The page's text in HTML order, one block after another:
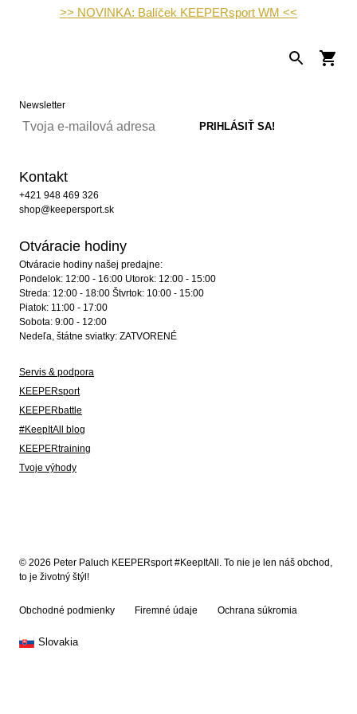
>> NOVINKA: Balíček KEEPERsport WM <<
Newsletter
Kontakt
+421 948 469 326
shop@keepersport.sk
Otváracie hodiny
Otváracie hodiny našej predajne:
Pondelok: 12:00 - 16:00 Utorok: 12:00 - 15:00
Streda: 12:00 - 18:00 Štvrtok: 10:00 - 15:00
Piatok: 11:00 - 17:00
Sobota: 9:00 - 12:00
Nedeľa, štátne sviatky: ZATVORENÉ
Servis & podpora
KEEPERsport
KEEPERbattle
#KeepItAll blog
KEEPERtraining
Tvoje výhody
© 2026 Peter Paluch KEEPERsport #KeepItAll. To nie je len náš obchod,
to je životný štýl!
Obchodné podmienky Firemné údaje Ochrana súkromia
Slovakia